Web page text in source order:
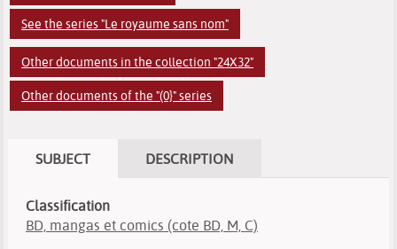
See the series "Le royaume sans nom"
Other documents in the collection "24X32"
Other documents of the "(0}" series
SUBJECT DESCRIPTION
Classification
BD, mangas et comics (cote BD, M, C)